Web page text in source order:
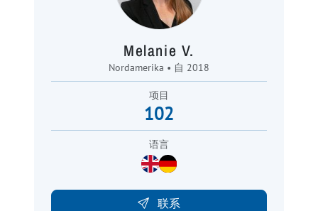
Melanie V.
Nordamerika • 自 2018
项目
102
语言
联系